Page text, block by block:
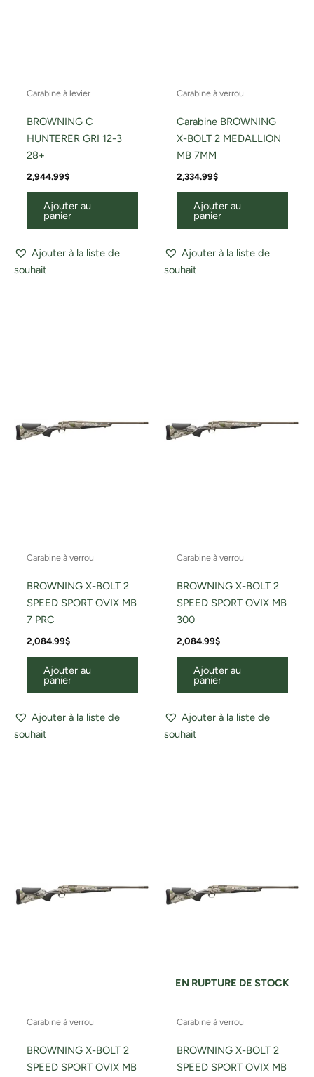
Carabine à levier
BROWNING C
HUNTERER GRI 12-3
28+
2,944.99$
Ajouter au
panier
Ajouter à la liste de
souhait
Carabine à verrou
Carabine BROWNING
X-BOLT 2 MEDALLION
MB 7MM
2,334.99$
Ajouter au
panier
Ajouter à la liste de
souhait
Carabine à verrou
BROWNING X-BOLT 2
SPEED SPORT OVIX MB
7 PRC
2,084.99$
Ajouter au
panier
Ajouter à la liste de
souhait
Carabine à verrou
BROWNING X-BOLT 2
SPEED SPORT OVIX MB
300
2,084.99$
Ajouter au
panier
Ajouter à la liste de
souhait
Carabine à verrou
BROWNING X-BOLT 2
SPEED SPORT OVIX MB
EN RUPTURE DE STOCK
Carabine à verrou
BROWNING X-BOLT 2
SPEED SPORT OVIX MB